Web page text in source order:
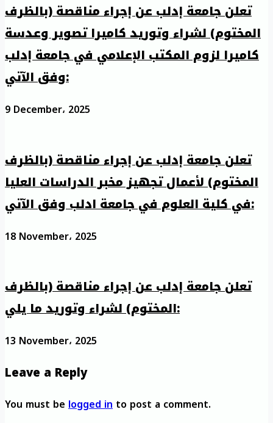
تعلن جامعة إدلب عن إجراء مناقصة (بالظرف
المختوم) لشراء وتوريد كاميرا تصوير وعدسة
كاميرا لزوم المكتب الإعلامي في جامعة إدلب
وفق الآتي:
9 December، 2025
تعلن جامعة إدلب عن إجراء مناقصة (بالظرف
المختوم) لأعمال تجهيز مخبر الدراسات العليا
في كلية العلوم في جامعة ادلب وفق الآتي:
18 November، 2025
تعلن جامعة إدلب عن إجراء مناقصة (بالظرف
المختوم) لشراء وتوريد ما يلي:
13 November، 2025
Leave a Reply
You must belogged into post a comment.